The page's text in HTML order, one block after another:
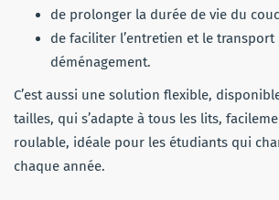
de prolonger la durée de vie du
de faciliter l’entretien et le transport
déménagement.
C’est aussi une solution flexible,
tailles, qui s’adapte à tous les lits,
roulable, idéale pour les étudiants qui
chaque année.